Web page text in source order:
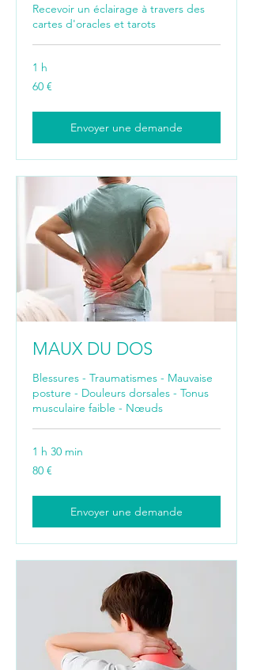
Recevoir un éclairage à travers des
cartes d'oracles et tarots
1 h
60
euros
60 €
Envoyer une demande
MAUX DU DOS
Blessures - Traumatismes - Mauvaise
posture - Douleurs dorsales - Tonus
musculaire faible - Nœuds
1 h 30 min
80
euros
80 €
Envoyer une demande